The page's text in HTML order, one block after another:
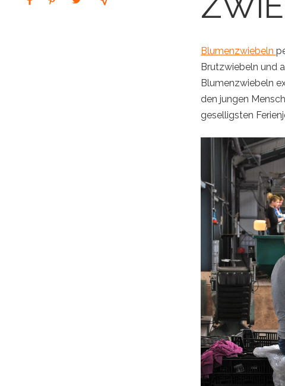
Blumenzwiebeln
Brutzwiebeln und
Blumenzwiebeln
den jungen
geselligsten